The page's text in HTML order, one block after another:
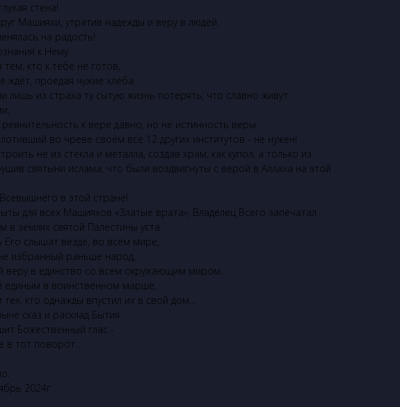
стена!
Машияхи, утратив надежды и веру в людей.
на радость!
к Нему.
тем, кто к тебе не готов,
ждёт, проедая чужие хлеба.
лишь из страха ту сытую жизнь потерять, что славно живут
к вере давно, но не истинность веры.
во чреве своём все 12 других институтов - не нужен!
не из стекла и металла, создав храм, как купол, а только из
святыни ислама, что были воздвигнуты с верой в Аллаха на этой
в этой стране!
для всех Машияхов «Златые врата», Владелец Всего запечатал
в землях святой Палестины уста.
Его слышат везде, во всём мире,
избранный раньше народ,
веру в единство со всем окружающим миром,
единым в воинственном марше,
кто однажды впустил их в свой дом…
сказ и расклад Бытия.
Божественный глас -
в тот поворот…
2024г